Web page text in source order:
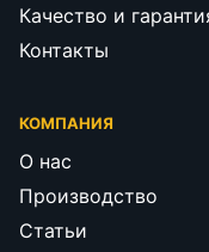
Качество и
Контакты
КОМПАНИЯ
О нас
Производство
Статьи